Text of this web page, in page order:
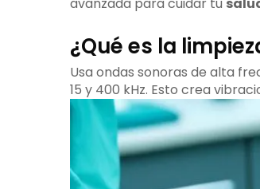
avanzada para cuidar tu
¿Qué es la
Usa ondas sonoras de alta
15 y 400 kHz. Esto crea